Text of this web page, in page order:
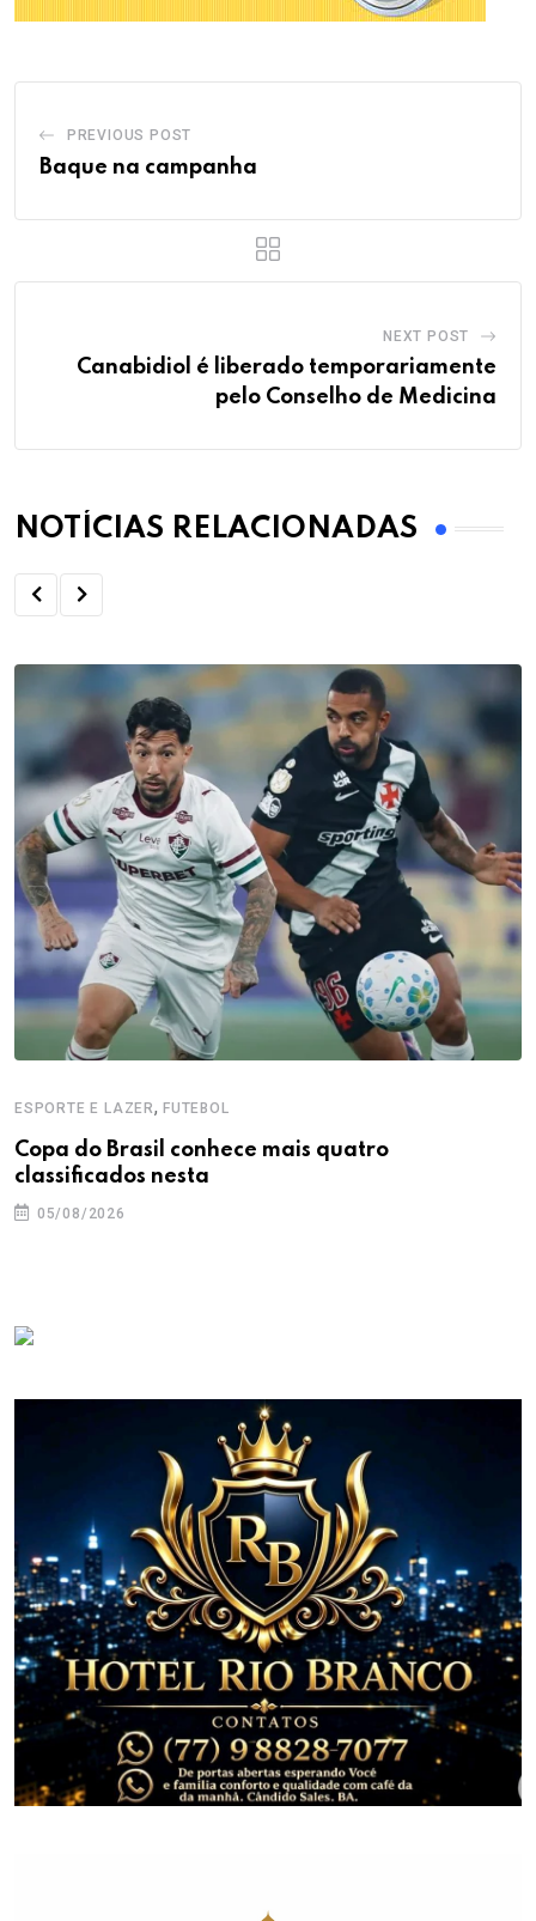
PREVIOUS POST
Baque na campanha
NEXT POST
Canabidiol é liberado temporariamente
pelo Conselho de Medicina
NOTÍCIAS RELACIONADAS
ESPORTE E LAZER, FUTEBOL
Copa do Brasil conhece mais quatro
classificados nesta
05/08/2026